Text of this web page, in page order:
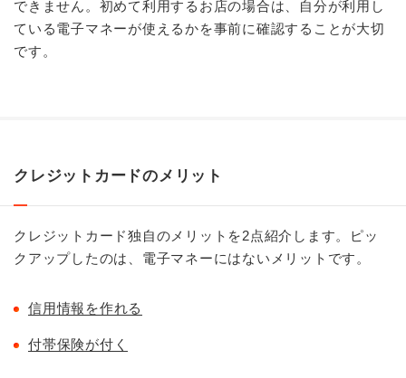
できません。初めて利用するお店の場合は、自分が利用し
ている電子マネーが使えるかを事前に確認することが大切
です。
クレジットカードのメリット
クレジットカード独自のメリットを2点紹介します。ピッ
クアップしたのは、電子マネーにはないメリットです。
信用情報を作れる
付帯保険が付く